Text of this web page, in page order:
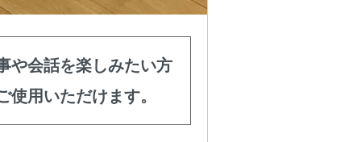
や会話を楽しみたい方
用いただけます。